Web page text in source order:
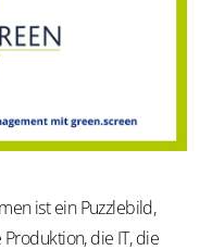
ist ein Puzzlebild,
die IT, die